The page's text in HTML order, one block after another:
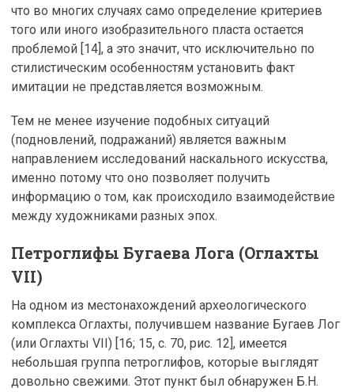
что во многих случаях само определение критериев
того или иного изобразительного пласта остается
проблемой [14], а это значит, что исключительно по
стилистическим особенностям установить факт
имитации не представляется возможным.
Тем не менее изучение подобных ситуаций
(подновлений, подражаний) является важным
направлением исследований наскального искусства,
именно потому что оно позволяет получить
информацию о том, как происходило взаимодействие
между художниками разных эпох.
Петроглифы Бугаева Лога (Оглахты
VII)
На одном из местонахождений археологического
комплекса Оглахты, получившем название Бугаев Лог
(или Оглахты VII) [16; 15, с. 70, рис. 12], имеется
небольшая группа петроглифов, которые выглядят
довольно свежими. Этот пункт был обнаружен Б.Н.